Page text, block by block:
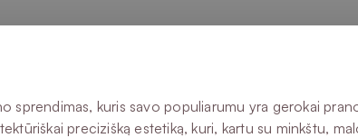
kuris savo populiarumu yra gerokai
precizišką estetiką, kuri, kartu su minkštu,